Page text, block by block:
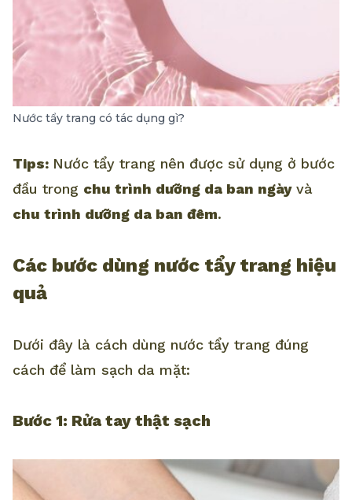
Nước tẩy trang có tác dụng gì?
Tips: Nước tẩy trang nên được sử dụng ở bước
đầu trong chu trình dưỡng da ban ngàyvà
chu trình dưỡng da ban đêm.
Các bước dùng nước tẩy trang hiệu
quả
Dưới đây là cách dùng nước tẩy trang đúng
cách để làm sạch da mặt:
Bước 1: Rửa tay thật sạch